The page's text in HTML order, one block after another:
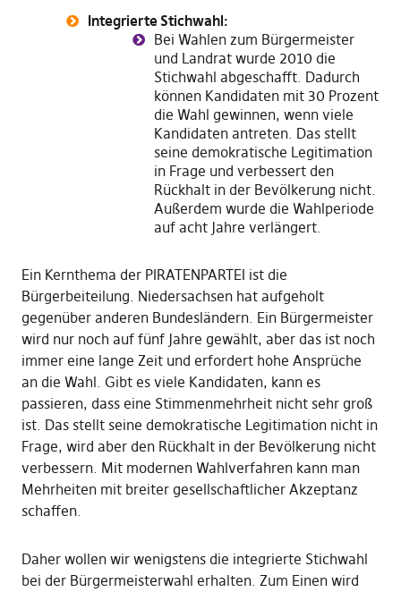
Integrierte Stichwahl:
Bei Wahlen zum Bürgermeister
und Landrat wurde 2010 die
Stichwahl abgeschafft. Dadurch
können Kandidaten mit 30 Prozent
die Wahl gewinnen, wenn viele
Kandidaten antreten. Das stellt
seine demokratische Legitimation
in Frage und verbessert den
Rückhalt in der Bevölkerung nicht.
Außerdem wurde die Wahlperiode
auf acht Jahre verlängert.
Ein Kernthema der PIRATENPARTEI ist die
Bürgerbeiteilung. Niedersachsen hat aufgeholt
gegenüber anderen Bundesländern. Ein Bürgermeister
wird nur noch auf fünf Jahre gewählt, aber das ist noch
immer eine lange Zeit und erfordert hohe Ansprüche
an die Wahl. Gibt es viele Kandidaten, kann es
passieren, dass eine Stimmenmehrheit nicht sehr groß
ist. Das stellt seine demokratische Legitimation nicht in
Frage, wird aber den Rückhalt in der Bevölkerung nicht
verbessern. Mit modernen Wahlverfahren kann man
Mehrheiten mit breiter gesellschaftlicher Akzeptanz
schaffen.
Daher wollen wir wenigstens die integrierte Stichwahl
bei der Bürgermeisterwahl erhalten. Zum Einen wird